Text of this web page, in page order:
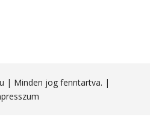
| Minden jog fenntartva. |